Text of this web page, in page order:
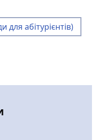
для абітурієнтів)